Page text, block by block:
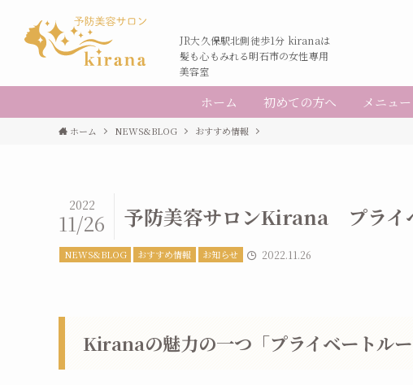
JR大久保駅北側徒歩1分 kiranaは
髪も心もみれる明石市の女性専用
美容室
ホーム 初めての方へ メニュ
ホーム NEWS&BLOG おすすめ情報
予防美容サロンKirana プライ
2022
11/26
NEWS&BLOG おすすめ情報 お知らせ 2022.11.26
Kiranaの魅力の一つ「プライベートルー